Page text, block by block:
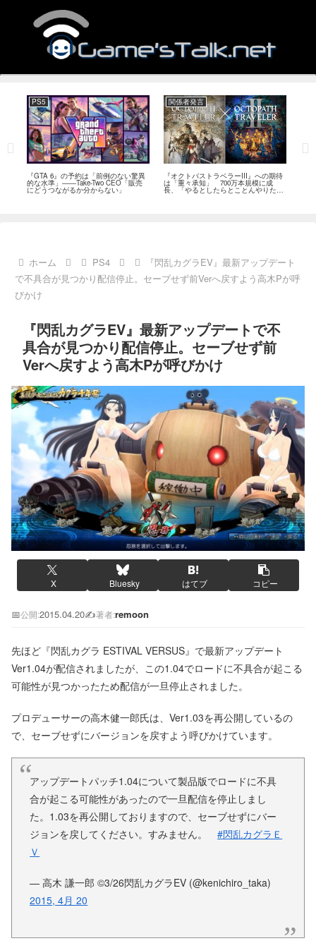
PS5
『GTA 6』の予約は「前例のない驚異
的な水準」――Take-Two CEO「販売
にどうつながるか分からない」
関係者発言
『オクトパストラベラーIII』への期待
は「重々承知」 700万本規模に成
長、「やるとしたらとことんやりた
い」と浅野智也氏
ホーム PS4
『閃乱カグラEV』最新アップデート
で不具合が見つかり配信停止。セーブせず前Verへ戻すよう高木Pが呼
びかけ
『閃乱カグラEV』最新アップデートで不
具合が見つかり配信停止。セーブせず前
Verへ戻すよう高木Pが呼びかけ
X Bluesky はてブ コピー
📅公開:2015.04.20✍️著者:remoon
先ほど『閃乱カグラ ESTIVAL VERSUS』で最新アップデート
Ver1.04が配信されましたが、この1.04でロードに不具合が起こる
可能性が見つかったため配信が一旦停止されました。
プロデューサーの高木健一郎氏は、Ver1.03を再公開しているの
で、セーブせずにバージョンを戻すよう呼びかけています。
アップデートパッチ1.04について製品版でロードに不具
合が起こる可能性があったので一旦配信を停止しまし
た。1.03を再公開しておりますので、セーブせずにバー
ジョンを戻してください。すみません。#閃乱カグラＥ
Ｖ
— 高木 謙一郎 ©3/26閃乱カグラEV (@kenichiro_taka)
2015, 4月 20